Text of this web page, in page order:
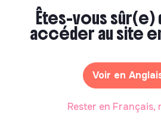
Compétences & formations
Top 8 des formations en
énergétique des bâtiments
Êtes-vous
accéder au site
Voir en
Rester en Français,